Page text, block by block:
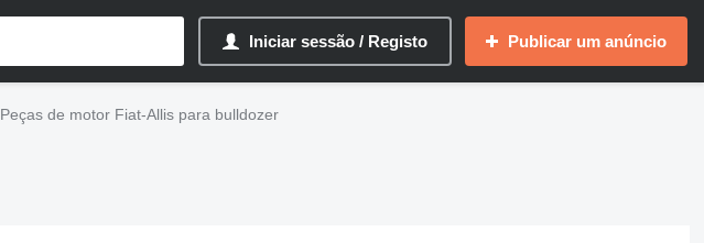
Iniciar sessão / Registo Publicar um anúncio
Peças de motor Fiat-Allis para bulldozer